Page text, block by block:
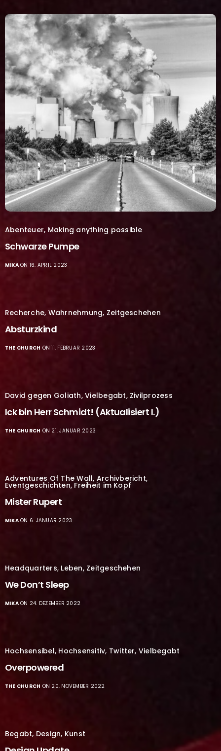
Abenteuer, Making anything possible
Schwarze Pumpe
MIKAON 16. APRIL 2023
Recherche, Wahrnehmung, Zeitgeschehen
Absturzkind
THE CHURCH ON 11. FEBRUAR 2023
David gegen Goliath,Vielbegabt, Zivilprozess
Ick bin Herr Schmidt! (Aktualisiert I.)
THE CHURCH ON 21. JANUAR 2023
Adventures Of The Wall, Archivbericht,
Eventgeschichten, Freiheit im Kopf
Mister Rupert
MIKAON 6. JANUAR 2023
Headquarters, Leben, Zeitgeschehen
We Don’t Sleep
MIKAON 24. DEZEMBER 2022
Hochsensibel, Hochsensitiv, Twitter, Vielbegabt
Overpowered
THE CHURCH ON 20. NOVEMBER 2022
Begabt, Design, Kunst